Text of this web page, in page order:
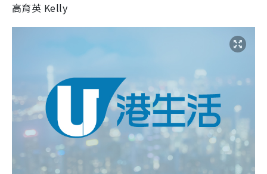
高育英 Kelly